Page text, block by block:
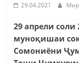
29.04.2021
29 апрели соли
муноқишаи
Сомониёни